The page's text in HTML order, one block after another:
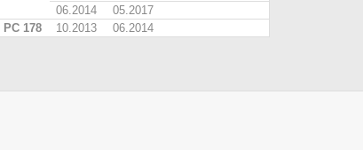
06.2014
05.2017
РС 178
10.2013 06.2014